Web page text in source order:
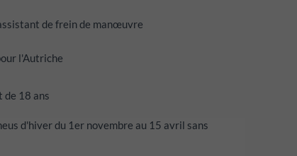
de frein de manœuvre
l'Autriche
de 18 ans
d'hiver du 1er novembre au 15 avril sans